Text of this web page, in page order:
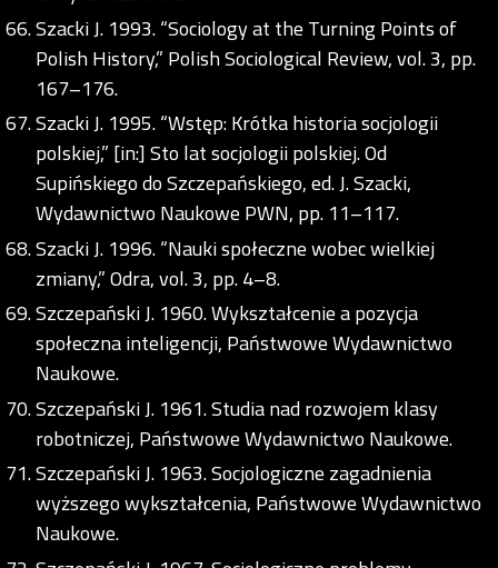
Szacki J. 1993. “Sociology at the Turning Points of
Polish History,” Polish Sociological Review, vol. 3, pp.
167–176.
Szacki J. 1995. “Wstęp: Krótka historia socjologii
polskiej,” [in:] Sto lat socjologii polskiej. Od
Supińskiego do Szczepańskiego, ed. J. Szacki,
Wydawnictwo Naukowe PWN, pp. 11–117.
Szacki J. 1996. “Nauki społeczne wobec wielkiej
zmiany,” Odra, vol. 3, pp. 4–8.
Szczepański J. 1960. Wykształcenie a pozycja
społeczna inteligencji, Państwowe Wydawnictwo
Naukowe.
Szczepański J. 1961. Studia nad rozwojem klasy
robotniczej, Państwowe Wydawnictwo Naukowe.
Szczepański J. 1963. Socjologiczne zagadnienia
wyższego wykształcenia, Państwowe Wydawnictwo
Naukowe.